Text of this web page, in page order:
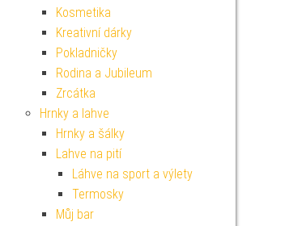
Kosmetika
Kreativní dárky
Pokladničky
Rodina a Jubileum
Zrcátka
Hrnky a lahve
Hrnky a šálky
Lahve na pití
Láhve na sport a výlety
Termosky
Můj bar